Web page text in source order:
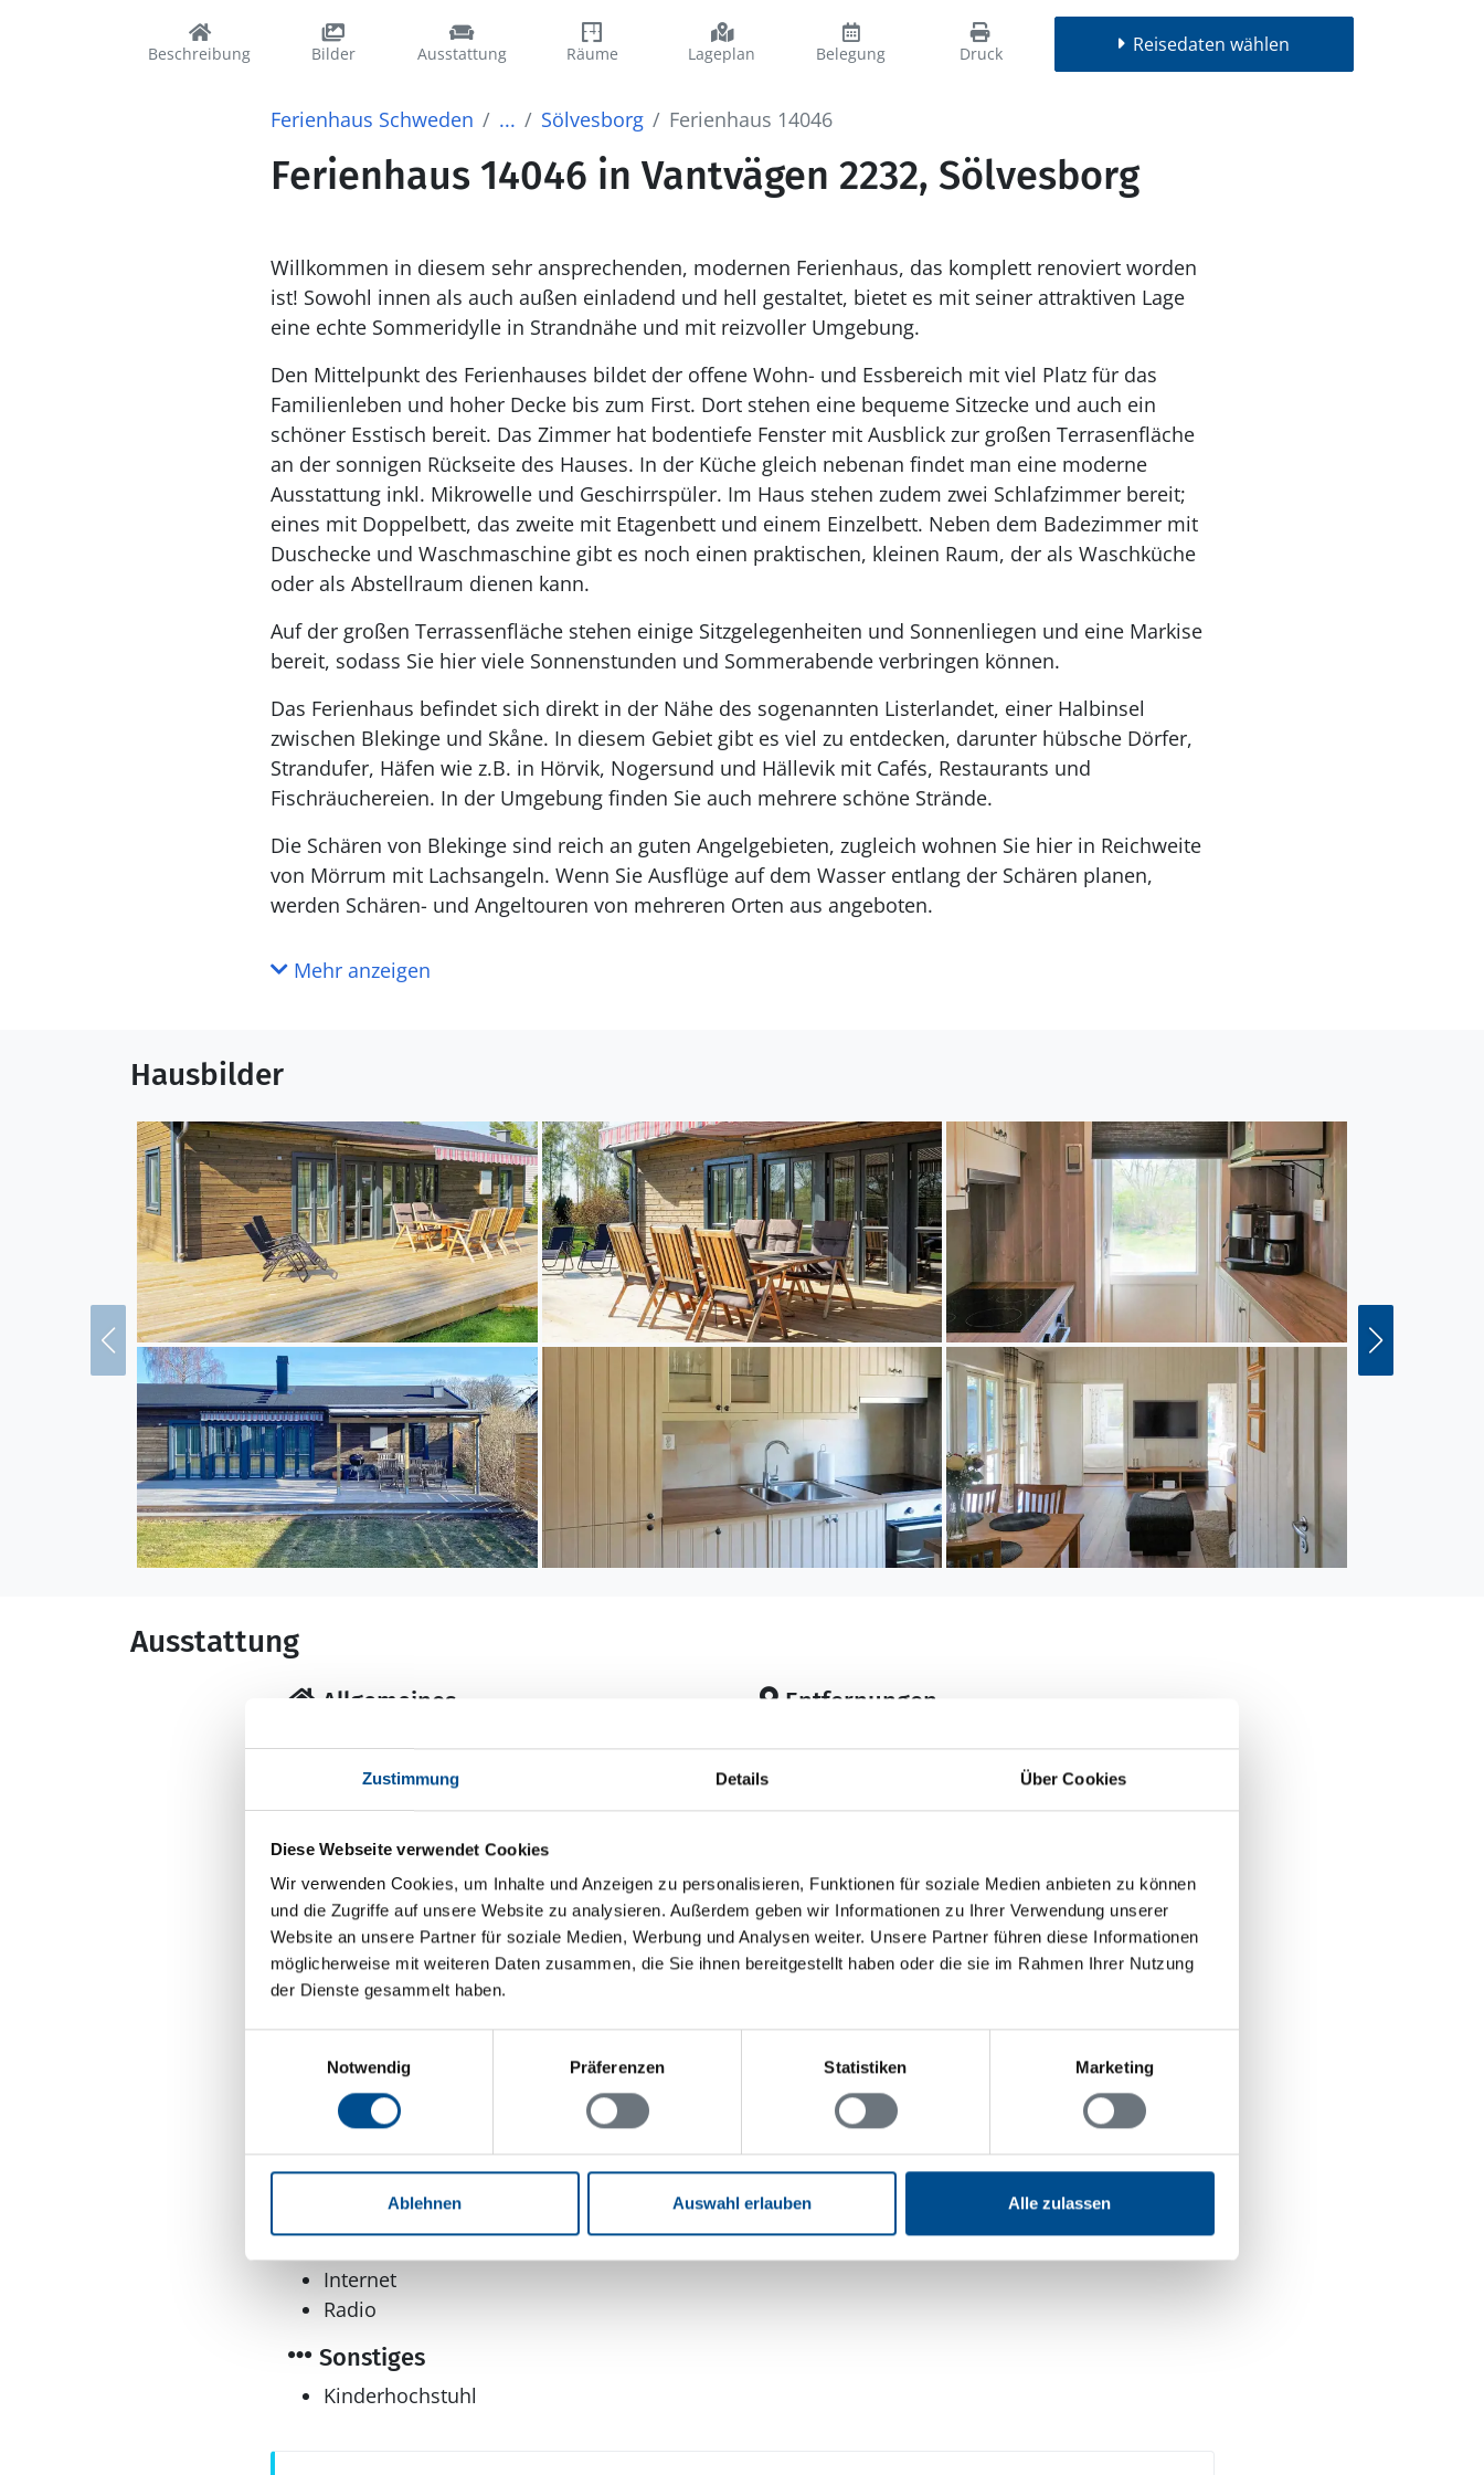
Zustimmung Details Über Cookies
Diese Webseite verwendet Cookies
Wir verwenden Cookies, um Inhalte und Anzeigen zu personalisieren, Funktionen für soziale Medien anbieten zu können
und die Zugriffe auf unsere Website zu analysieren. Außerdem geben wir Informationen zu Ihrer Verwendung unserer
Website an unsere Partner für soziale Medien, Werbung und Analysen weiter. Unsere Partner führen diese Informationen
möglicherweise mit weiteren Daten zusammen, die Sie ihnen bereitgestellt haben oder die sie im Rahmen Ihrer Nutzung
der Dienste gesammelt haben.
Notwendig
Präferenzen Statistiken Marketing
Ablehnen Auswahl erlauben Alle zulassen
Beschreibung Bilder Ausstattung Räume Lageplan Belegung Druck Reisedaten wählen
Ferienhaus Schweden ... Sölvesborg Ferienhaus 14046
Ferienhaus 14046 in Vantvägen 2232, Sölvesborg
Willkommen in diesem sehr ansprechenden, modernen Ferienhaus, das komplett renoviert worden
ist! Sowohl innen als auch außen einladend und hell gestaltet, bietet es mit seiner attraktiven Lage
eine echte Sommeridylle in Strandnähe und mit reizvoller Umgebung.
Den Mittelpunkt des Ferienhauses bildet der offene Wohn- und Essbereich mit viel Platz für das
Familienleben und hoher Decke bis zum First. Dort stehen eine bequeme Sitzecke und auch ein
schöner Esstisch bereit. Das Zimmer hat bodentiefe Fenster mit Ausblick zur großen Terrasenfläche
an der sonnigen Rückseite des Hauses. In der Küche gleich nebenan findet man eine moderne
Ausstattung inkl. Mikrowelle und Geschirrspüler. Im Haus stehen zudem zwei Schlafzimmer bereit;
eines mit Doppelbett, das zweite mit Etagenbett und einem Einzelbett. Neben dem Badezimmer mit
Duschecke und Waschmaschine gibt es noch einen praktischen, kleinen Raum, der als Waschküche
oder als Abstellraum dienen kann.
Auf der großen Terrassenfläche stehen einige Sitzgelegenheiten und Sonnenliegen und eine Markise
bereit, sodass Sie hier viele Sonnenstunden und Sommerabende verbringen können.
Das Ferienhaus befindet sich direkt in der Nähe des sogenannten Listerlandet, einer Halbinsel
zwischen Blekinge und Skåne. In diesem Gebiet gibt es viel zu entdecken, darunter hübsche Dörfer,
Strandufer, Häfen wie z.B. in Hörvik, Nogersund und Hällevik mit Cafés, Restaurants und
Fischräuchereien. In der Umgebung finden Sie auch mehrere schöne Strände.
Die Schären von Blekinge sind reich an guten Angelgebieten, zugleich wohnen Sie hier in Reichweite
von Mörrum mit Lachsangeln. Wenn Sie Ausflüge auf dem Wasser entlang der Schären planen,
werden Schären- und Angeltouren von mehreren Orten aus angeboten.
Mehr anzeigen
Hausbilder
Ausstattung
Allgemeines
Nichtraucher
Entfernungen
Küche
Dunstabzug
Geschirrspüler
Herd
Kaffeemaschine
Kühlschrank
Kühl-Gefrier-Kombi
Mikrowelle
Bad
Anzahl Duschen: 1
Anzahl Badezimmer: 1
Waschmaschine
Multimedia
DVD-Player
Internationales Fernsehen
Internet
Radio
Aussenbereich
Gartenmöbel
Grill
Sonstiges
Kinderhochstuhl